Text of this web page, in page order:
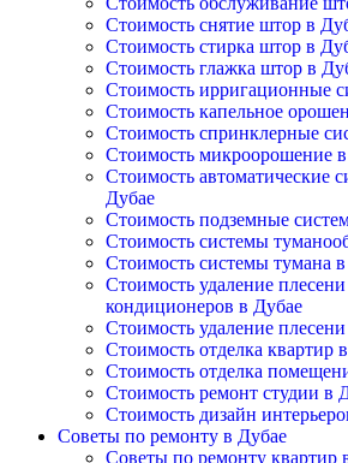
Стоимость снятие штор в
Стоимость стирка штор в
Стоимость глажка штор в
Стоимость ирригационные
Стоимость капельное
Стоимость спринклерные
Стоимость микроорошение
Стоимость автоматические
Дубае
Стоимость подземные
Стоимость системы
Стоимость системы тумана
Стоимость удаление плесени
кондиционеров в Дубае
Стоимость удаление
Стоимость отделка квартир
Стоимость отделка
Стоимость ремонт студии в
Стоимость дизайн
Советы по ремонту в Дубае
Советы по ремонту квартир